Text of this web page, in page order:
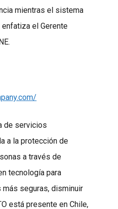
mientras el sistema
el Gerente
de servicios
a la protección de
a través de
tecnología para
más seguras, disminuir
está presente en Chile,